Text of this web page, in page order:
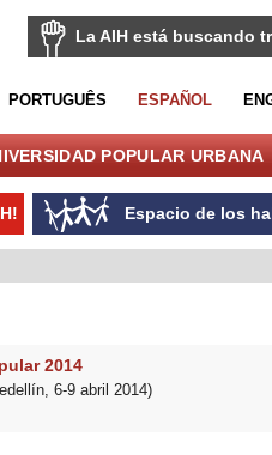
La AIH está buscando
PORTUGUÊS ESPAÑOL
POPULAR URBANA
Espacio de los
2014
6-9 abril 2014)